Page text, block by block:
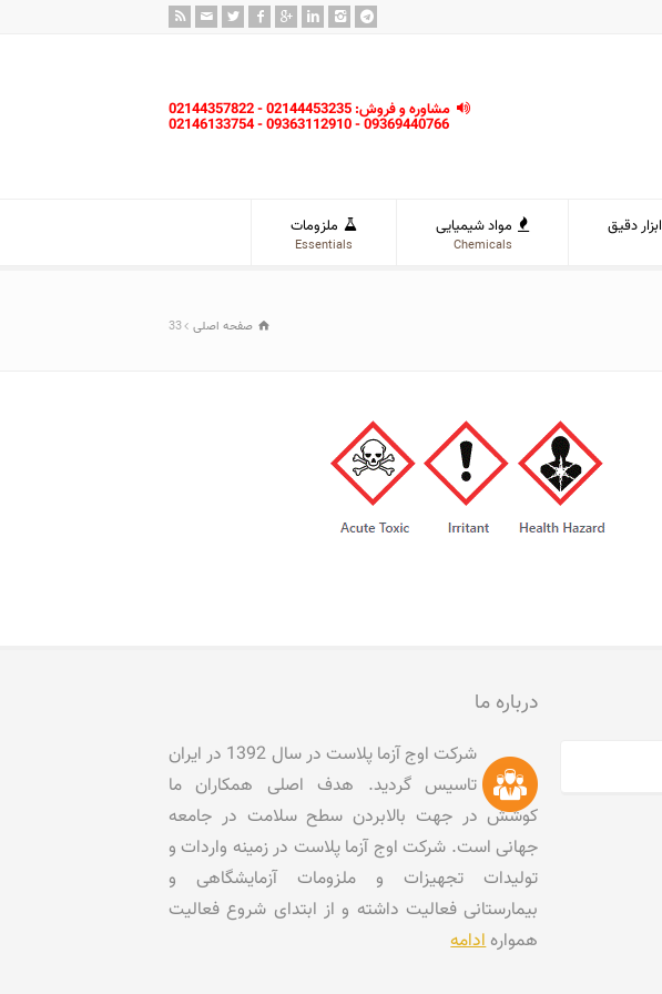
مشاوره و فروش: 02144453235 - 02144357822
09369440766 - 09363112910 - 02146133754
ابزار دقیق مواد شیمیایی
Chemicals
ملزومات
Essentials
صفحه اصلی 33
درباره ما
شرکت اوج آزما پلاست در سال 1392 در ایران
تاسیس گردید. هدف اصلی همکاران ما
کوشش در جهت بالابردن سطح سلامت در جامعه
جهانی است. شرکت اوج آزما پلاست در زمینه واردات و
تولیدات تجهیزات و ملزومات آزمایشگاهی و
بیمارستانی فعالیت داشته و از ابتدای شروع فعالیت
هموارهادامه